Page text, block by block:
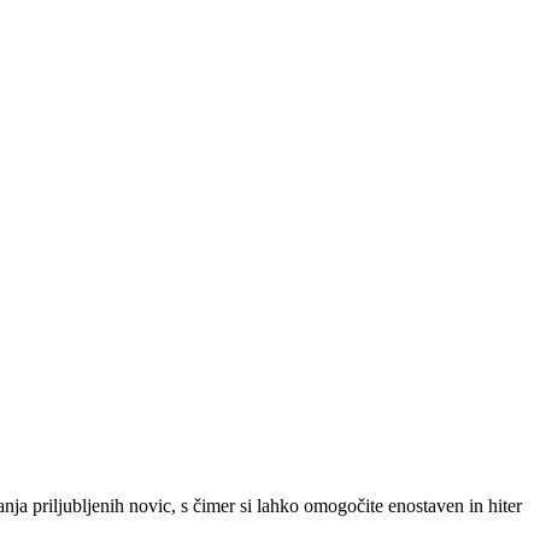
priljubljenih novic, s čimer si lahko omogočite enostaven in hiter